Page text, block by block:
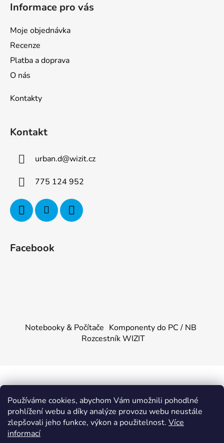
Používáme cookies, abychom Vám umožnili pohodlné
prohlížení webu a díky analýze provozu webu neustále
zlepšovali jeho funkce, výkon a použitelnost. Více
informací
Informace pro vás
Moje objednávka
Recenze
Platba a doprava
O nás
Kontakty
Kontakt
urban.d@wizit.cz
775 124 952
Facebook
Notebooky & Počítače Komponenty do PC / NB
Rozcestník WIZIT
Copyright 2026KOMPONENTY.NET / WIZIT.EU
Všechna práva vyhrazena.|Obchodní podmínky|Ochrana
osobních údajů